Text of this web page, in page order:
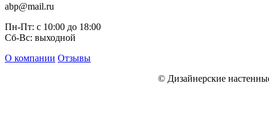
abp@mail.ru
Пн-Пт: с 10:00 до 18:00
Сб-Вс: выходной
О компании Отзывы
© Дизайнерские